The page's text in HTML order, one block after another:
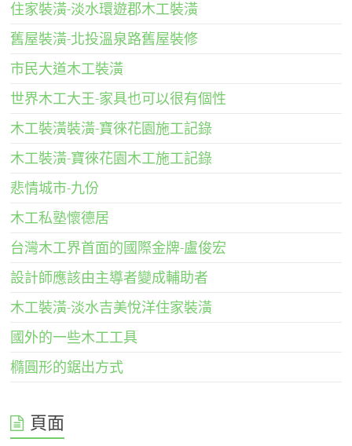
住家裝潢-淡水環遊郡木工裝潢
舊屋裝潢-北投溫泉路舊屋裝修
市民大道木工裝潢
世界木工大王-家具也可以很有個性
木工裝潢裝潢-寶徠花園施工記錄
木工裝潢-寶徠花園木工施工記錄
悲情城市-九份
木工私塾懷德居
台灣木工界首面的國際金牌-盧俊宏
設計師應該由主導者變成輔助者
木工裝潢-淡水吉美悅洋住家裝潢
國外的一些木工工具
橢圓形的鋸出方式
頁面